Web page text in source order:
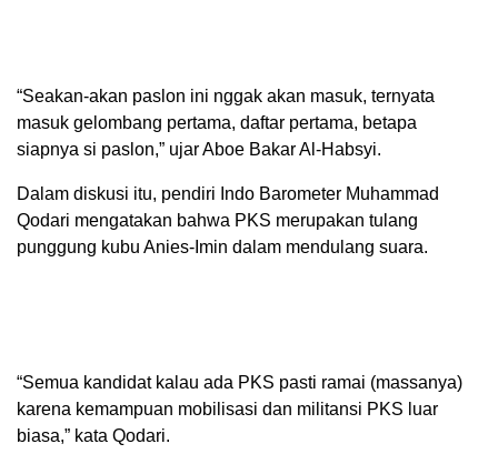
“Seakan-akan paslon ini nggak akan masuk, ternyata
masuk gelombang pertama, daftar pertama, betapa
siapnya si paslon,” ujar Aboe Bakar Al-Habsyi.
Dalam diskusi itu, pendiri Indo Barometer Muhammad
Qodari mengatakan bahwa PKS merupakan tulang
punggung kubu Anies-Imin dalam mendulang suara.
“Semua kandidat kalau ada PKS pasti ramai (massanya)
karena kemampuan mobilisasi dan militansi PKS luar
biasa,” kata Qodari.